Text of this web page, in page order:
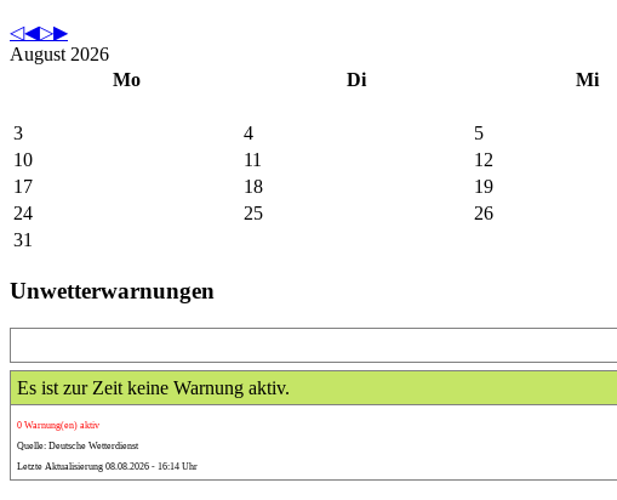
August 2026
Mo
Di Mi
3
4 5
10
11 12
17
18 19
24
25 26
31
Unwetterwarnungen
Es ist zur Zeit keine Warnung aktiv.
0 Warnung(en) aktiv
Quelle: Deutsche Wetterdienst
Letzte Aktualisierung 08.08.2026 - 16:14 Uhr